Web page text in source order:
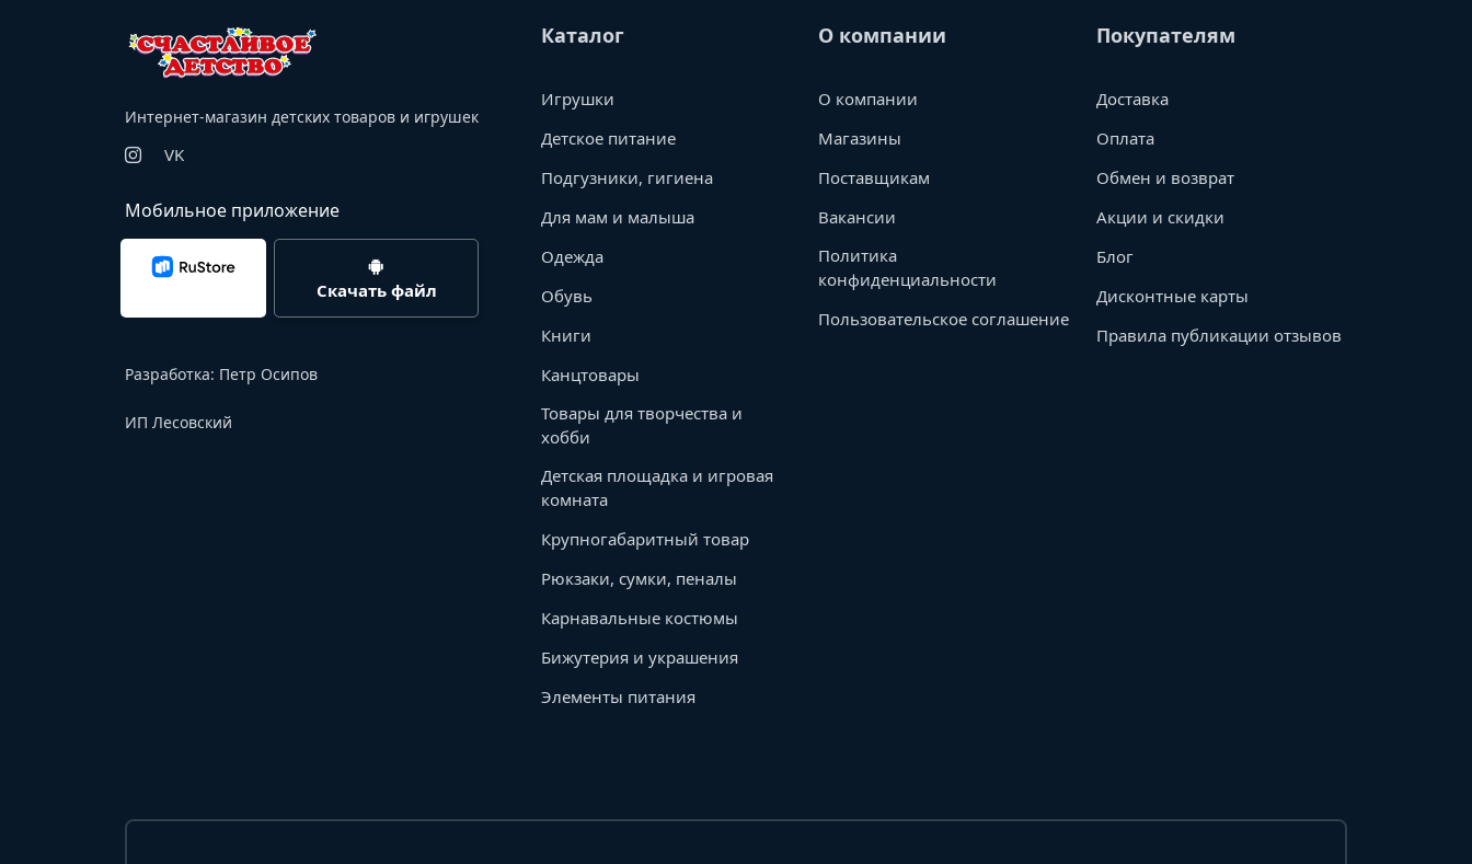
Интернет-магазин детских товаров и игрушек
VK
Мобильное приложение
Скачать файл
Разработка: Петр Осипов
ИП Лесовский
Каталог
Игрушки
Детское питание
Подгузники, гигиена
Для мам и малыша
Одежда
Обувь
Книги
Канцтовары
Товары для творчества и
хобби
Детская площадка и игровая
комната
Крупногабаритный товар
Рюкзаки, сумки, пеналы
Карнавальные костюмы
Бижутерия и украшения
Элементы питания
О компании
О компании
Магазины
Поставщикам
Вакансии
Политика
конфиденциальности
Пользовательское соглашение
Покупателям
Доставка
Оплата
Обмен и возврат
Акции и скидки
Блог
Дисконтные карты
Правила публикации отзывов